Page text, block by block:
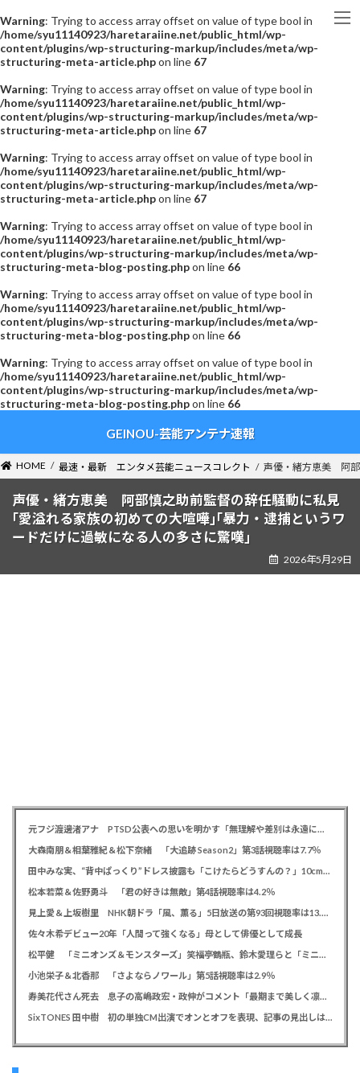
Warning: Trying to access array offset on value of type bool in
/home/syu11140923/haretaraiine.net/public_html/wp-
content/plugins/wp-structuring-markup/includes/meta/wp-
structuring-meta-article.phpon line 67
Warning: Trying to access array offset on value of type bool in
/home/syu11140923/haretaraiine.net/public_html/wp-
content/plugins/wp-structuring-markup/includes/meta/wp-
structuring-meta-article.phpon line 67
Warning: Trying to access array offset on value of type bool in
/home/syu11140923/haretaraiine.net/public_html/wp-
content/plugins/wp-structuring-markup/includes/meta/wp-
structuring-meta-article.phpon line 67
Warning: Trying to access array offset on value of type bool in
/home/syu11140923/haretaraiine.net/public_html/wp-
content/plugins/wp-structuring-markup/includes/meta/wp-
structuring-meta-blog-posting.phpon line 66
Warning: Trying to access array offset on value of type bool in
/home/syu11140923/haretaraiine.net/public_html/wp-
content/plugins/wp-structuring-markup/includes/meta/wp-
structuring-meta-blog-posting.phpon line 66
Warning: Trying to access array offset on value of type bool in
/home/syu11140923/haretaraiine.net/public_html/wp-
content/plugins/wp-structuring-markup/includes/meta/wp-
structuring-meta-blog-posting.phpon line 66
ン
ツ
ー
シ
GEINOU-芸能アンテナ速報
HOME 最速・最新 エンタメ芸能ニュースコレクト 声優・緒方恵美 阿部
声優・緒方恵美 阿部慎之助前監督の辞任騒動に私見
｢愛溢れる家族の初めての大喧嘩｣｢暴力・逮捕というワ
ードだけに過敏になる人の多さに驚嘆｣
2026年5月29日
元フジ渡邊渚アナ PTSD公表への思いを明かす「無理解や差別は永遠に変わらない」「同じ病気になったことのない人間にはわからない」
大森南朋＆相葉雅紀＆松下奈緒 「大追跡 Season2」第3話視聴率は7.7％
田中みな実、“背中ぱっくり”ドレス披露も「こけたらどうすんの？」10cm超ヒールに心配の声寄せられる
松本若菜＆佐野勇斗 「君の好きは無敵」第4話視聴率は4.2％
見上愛＆上坂樹里 NHK朝ドラ「風、薫る」5日放送の第93回視聴率は13.5％
佐々木希デビュー20年「人間って強くなる」母として俳優として成長
松平健 「ミニオンズ＆モンスターズ」笑福亭鶴瓶、鈴木愛理らと「ミニおんど」披露も「サンバの方が楽」と本音
小池栄子＆北香那 「さよならノワール」第5話視聴率は2.9％
寿美花代さん死去 息子の高嶋政宏・政伸がコメント「最期まで美しく凛とした表情」「最期の最期まで大女優」「
SixTONES 田中樹 初の単独CM出演でオンとオフを表現、記事の見出しは「“いい男の休日”にしてください」とアピール